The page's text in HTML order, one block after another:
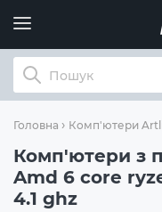
Головна Комп'ютери
Комп'ютери з
Amd 6 core
4.1 ghz